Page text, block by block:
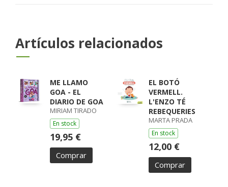
Artículos relacionados
ME LLAMO
GOA - EL
DIARIO DE GOA
MIRIAM TIRADO
En stock
19,95 €
Comprar
EL BOTÓ
VERMELL.
L'ENZO TÉ
REBEQUERIES
MARTA PRADA
En stock
12,00 €
Comprar